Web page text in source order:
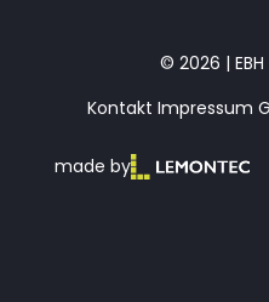
© 2026 |
Kontakt Impressum
made by